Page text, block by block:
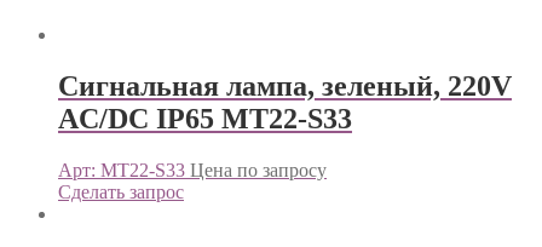
Сигнальная лампа, зеленый, 220V
AC/DC IP65 MT22-S33
Арт: MT22-S33 Цена по запросу
Сделать запрос